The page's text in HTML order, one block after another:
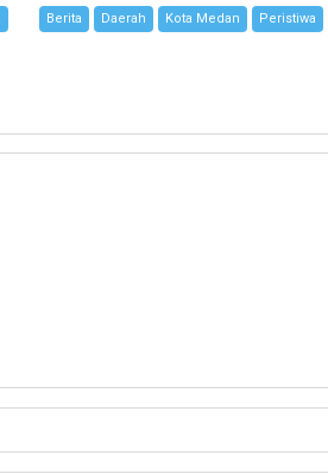
Berita Daerah Kota Medan Peristiwa